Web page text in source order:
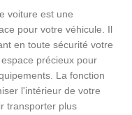
voiture est une
pour votre véhicule. Il
en toute sécurité votre
précieux pour
La fonction
l'intérieur de votre
transporter plus